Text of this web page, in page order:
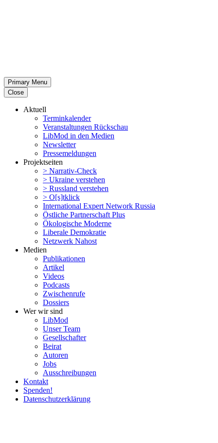
Primary Menu
Close
Aktuell
Termin­ka­lender
Veran­stal­tungen Rückschau
LibMod in den Medien
Newsletter
Presse­mel­dungen
Projekt­seiten
> Narrativ-Check
> Ukraine verstehen
> Russland verstehen
> O[s]tklick
Inter­na­tional Expert Network Russia
Östliche Partner­schaft Plus
Ökolo­gische Moderne
Liberale Demokratie
Netzwerk Nahost
Medien
Publi­ka­tionen
Artikel
Videos
Podcasts
Zwischenrufe
Dossiers
Wer wir sind
LibMod
Unser Team
Gesell­schafter
Beirat
Autoren
Jobs
Ausschrei­bungen
Kontakt
Spenden!
Daten­schutz­er­klärung